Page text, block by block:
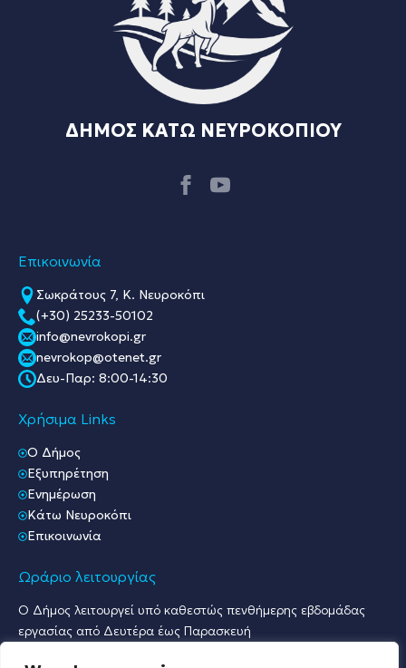
ΔΗΜΟΣ ΚΑΤΩ ΝΕΥΡΟΚΟΠΙΟΥ
Επικοινωνία
Σωκράτους 7, Κ. Νευροκόπι
(+30) 25233-50102
info@nevrokopi.gr
nevrokop@otenet.gr
Δευ-Παρ: 8:00-14:30
Χρήσιμα Links
O Δήμος
Εξυπηρέτηση
Ενημέρωση
Κάτω Νευροκόπι
Επικοινωνία
Ωράριο λειτουργίας
Ο Δήμος λειτουργεί υπό καθεστώς πενθήμερης εβδομάδας
εργασίας από Δευτέρα έως Παρασκευή